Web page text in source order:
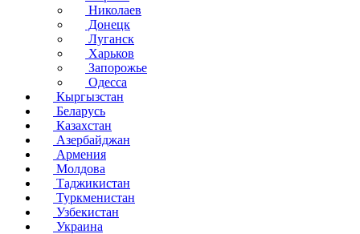
Николаев
Донецк
Луганск
Харьков
Запорожье
Одесса
Кыргызстан
Беларусь
Казахстан
Азербайджан
Армения
Молдова
Таджикистан
Туркменистан
Узбекистан
Украина